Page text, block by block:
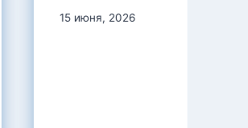
15 июня, 2026